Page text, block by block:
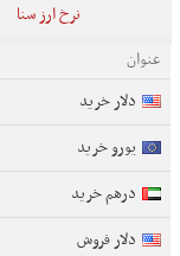
نرخ ارز سنا
عنوان
دلار خرید
یورو خرید
درهم خرید
دلار فروش